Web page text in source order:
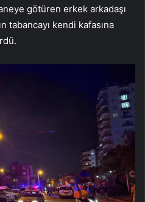
götüren erkek arkadaşı
tabancayı kendi kafasına